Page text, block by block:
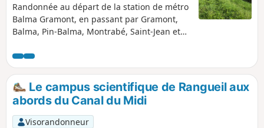
Randonnée au départ de la station de métro
Balma Gramont, en passant par Gramont,
Balma, Pin-Balma, Montrabé, Saint-Jean et
la chance, à proximité de Toulouse, de voir
un peu de nature et de se sentir à la
campagne. Il y a également la possibilité de
prendre le train jusqu’à Montrabé et de
couper la rando en deux en partant d’un
côté ou de l’autre.
Le campus scientifique de Rangueil aux
abords du Canal du Midi
Visorandonneur